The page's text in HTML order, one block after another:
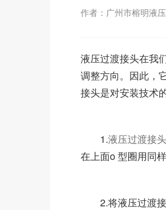
作者：广州市榕明液
液压过渡接头在我
调整方向。因此，
接头是对安装技术
1.液压过渡接头
在上面o 型圈用同
2.将液压过渡接